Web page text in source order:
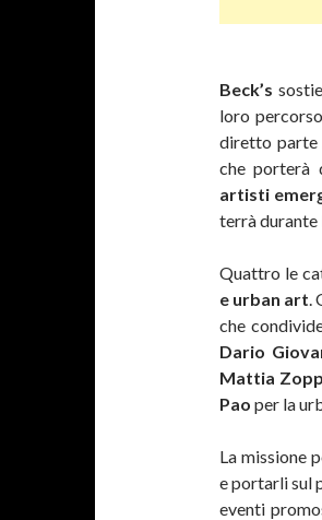
Beck’s
loro
diretto parte
che porterà
artisti
terrà durante
Quattro le
e urban art.
che
Dario
Mattia
Pao per la
La missione
e portarli sul
eventi